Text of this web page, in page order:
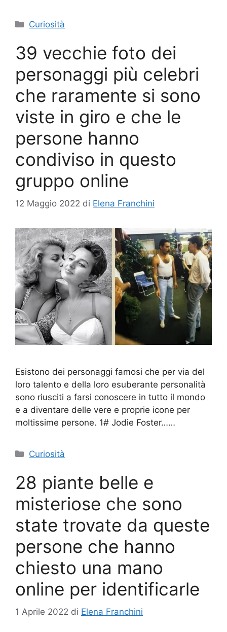
Categorie
Curiosità
39 vecchie foto dei
personaggi più celebri
che raramente si sono
viste in giro e che le
persone hanno
condiviso in questo
gruppo online
12 Maggio 2022 di Elena Franchini
Esistono dei personaggi famosi che per via del
loro talento e della loro esuberante personalità
sono riusciti a farsi conoscere in tutto il mondo
e a diventare delle vere e proprie icone per
moltissime persone. 1# Jodie Foster……
Categorie
Curiosità
28 piante belle e
misteriose che sono
state trovate da queste
persone che hanno
chiesto una mano
online per identificarle
1 Aprile 2022 di Elena Franchini